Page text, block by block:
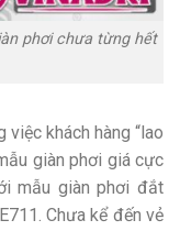
phơi chưa từng hết
khách hàng “lao
giàn phơi giá cực
mẫu giàn phơi đắt
Chưa kể đến vẻ